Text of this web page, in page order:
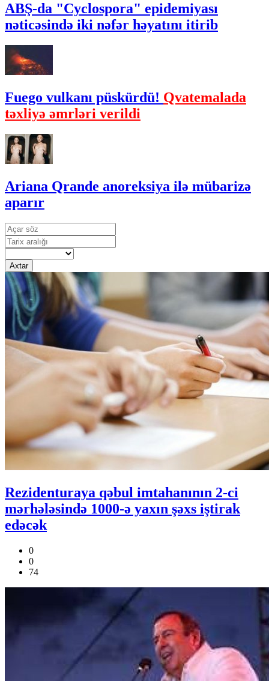
ABŞ-da "Cyclospora" epidemiyası
nəticəsində iki nəfər həyatını itirib
Fuego vulkanı püskürdü! Qvatemalada
təxliyə əmrləri verildi
Ariana Qrande anoreksiya ilə mübarizə
aparır
Axtar
Rezidenturaya qəbul imtahanının 2-ci
mərhələsində 1000-ə yaxın şəxs iştirak
edəcək
0
0
74